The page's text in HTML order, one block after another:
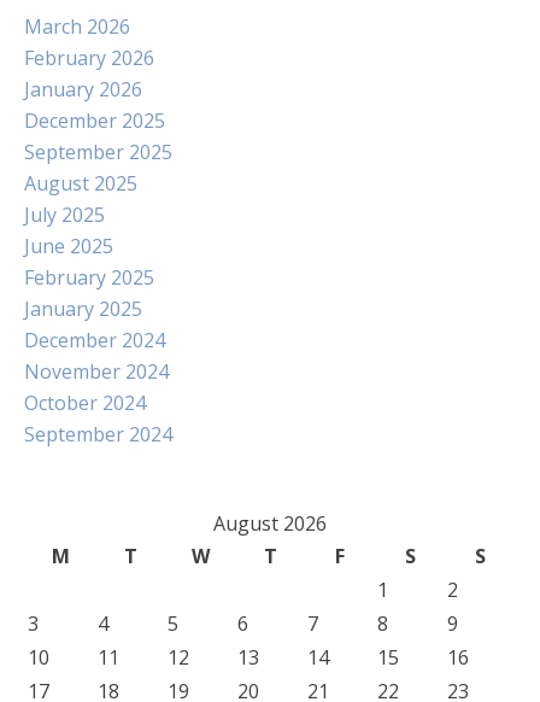
March 2026
February 2026
January 2026
December 2025
September 2025
August 2025
July 2025
June 2025
February 2025
January 2025
December 2024
November 2024
October 2024
September 2024
August 2026
M
T W T F S
S
1
2
3
4 5 6 7 8
9
10
11 12 13 14 15
16
17
18 19 20 21 22 23